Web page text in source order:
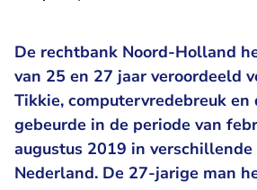
De rechtbank Noord-Holland
van 25 en 27 jaar veroordeeld
Tikkie, computervredebreuk
gebeurde in de periode van
augustus 2019 in
Nederland. De 27-jarige man